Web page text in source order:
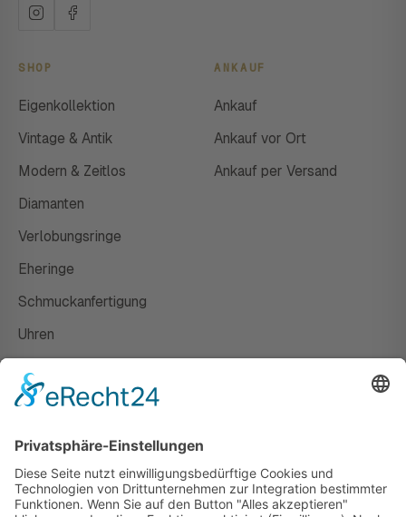
SHOP
Eigenkollektion
Vintage & Antik
Modern & Zeitlos
Diamanten
Verlobungsringe
Eheringe
Schmuckanfertigung
Uhren
ANKAUF
Ankauf
Ankauf vor Ort
Ankauf per Versand
Susanne Steiger
Geschäfte